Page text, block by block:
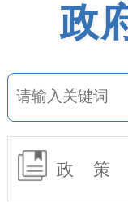
政
政 策